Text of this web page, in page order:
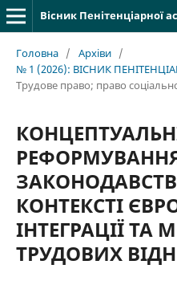
Вісник Пенітенціарної
Головна / Архіви /
№ 1 (2026): ВІСНИК
Трудове право; право
КОНТЕКСТІ
ІНТЕГРАЦІЇ ТА
ТРУДОВИХ